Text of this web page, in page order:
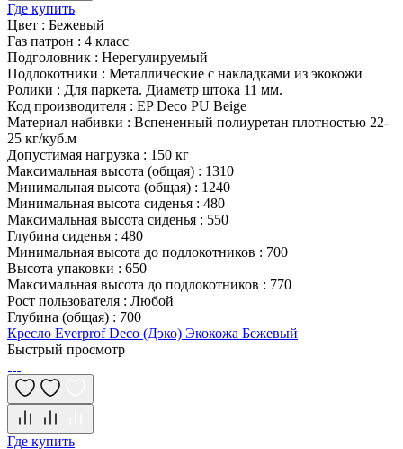
Где купить
Цвет : Бежевый
Газ патрон : 4 класс
Подголовник : Нерегулируемый
Подлокотники : Металлические с накладками из экокожи
Ролики : Для паркета. Диаметр штока 11 мм.
Код производителя : EP Deco PU Beige
Материал набивки : Вспененный полиуретан плотностью 22-
25 кг/куб.м
Допустимая нагрузка : 150 кг
Максимальная высота (общая) : 1310
Минимальная высота (общая) : 1240
Минимальная высота сиденья : 480
Максимальная высота сиденья : 550
Глубина сиденья : 480
Минимальная высота до подлокотников : 700
Высота упаковки : 650
Максимальная высота до подлокотников : 770
Рост пользователя : Любой
Глубина (общая) : 700
Кресло Everprof Deco (Дэко) Экокожа Бежевый
Быстрый просмотр
Где купить